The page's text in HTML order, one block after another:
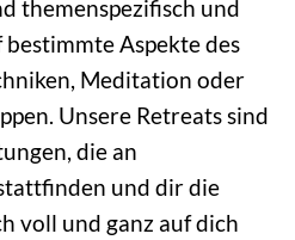
themenspezifisch und
Aspekte des
Meditation oder
Unsere Retreats sind
die an
und dir die
voll und ganz auf dich